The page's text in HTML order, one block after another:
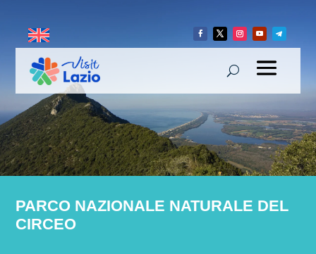
PARCO NAZIONALE NATURALE DEL
CIRCEO